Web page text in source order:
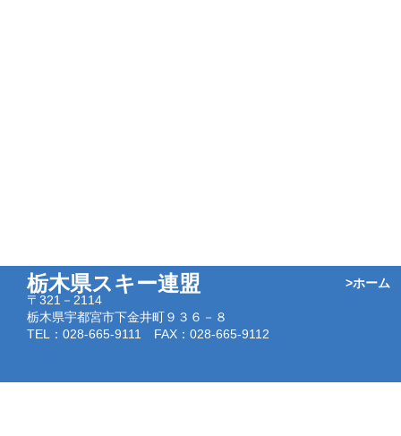
栃木県スキー連盟
〒321－2114
栃木県宇都宮市下金井町９３６－８
TEL：028-665-9111 FAX：028-665-9112
>ホーム